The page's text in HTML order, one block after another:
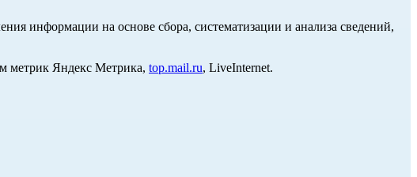
информации на основе сбора, систематизации и анализа сведений,
метрик Яндекс Метрика, top.mail.ru, LiveInternet.